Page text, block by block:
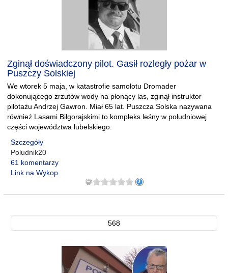
Zginął doświadczony pilot. Gasił rozległy pożar w
Puszczy Solskiej
We wtorek 5 maja, w katastrofie samolotu Dromader
dokonującego zrzutów wody na płonący las, zginął instruktor
pilotażu Andrzej Gawron. Miał 65 lat. Puszcza Solska nazywana
również Lasami Biłgorajskimi to kompleks leśny w południowej
części województwa lubelskiego.
Szczegóły
Poludnik20
61 komentarzy
Link na Wykop
568